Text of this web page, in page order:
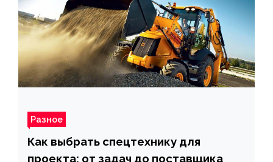
Разное
Как выбрать спецтехнику для
проекта: от задач до поставщика